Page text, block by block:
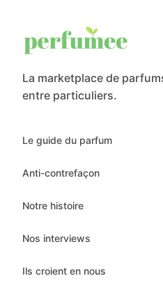
La marketplace de
entre particuliers.
Le guide du parfum
Anti-contrefaçon
Notre histoire
Nos interviews
Ils croient en nous